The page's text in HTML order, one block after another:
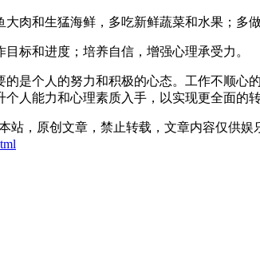
肉和生猛海鲜，多吃新鲜蔬菜和水果；多
标和进度；培养自信，增强心理承受力。
是个人的努力和积极的心态。工作不顺
人能力和心理素质入手，以实现更全面的转
站，原创文章，禁止转载，文章内容仅供娱